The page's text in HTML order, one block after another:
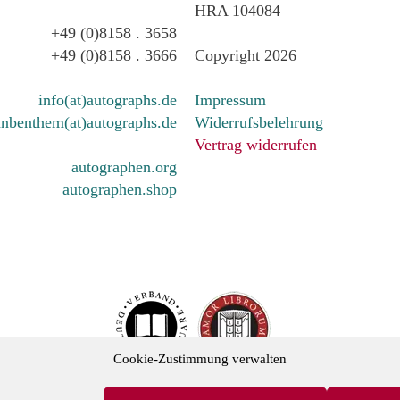
Cookie-Zustimmung verwalten
+49 (0)8158 . 3658
+49 (0)8158 . 3666
info(at)autographs.de
autographen.org
autographen.shop
HRA 104084
Copyright 2026
Impressum
Widerrufsbelehrung
Vertrag widerrufen